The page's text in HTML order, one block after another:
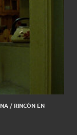
/ RINCÓN EN